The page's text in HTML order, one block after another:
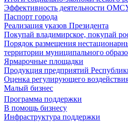
Эффективность деятельности
Паспорт города
Реализация указов Президента
Покупай владимирское, покупай
Порядок размещения
территории муниципального
Ярмарочные площадки
Продукция предприятий
Оценка регулирующего
Малый бизнес
Программа поддержки
В помощь бизнесу
Инфраструктура поддержки